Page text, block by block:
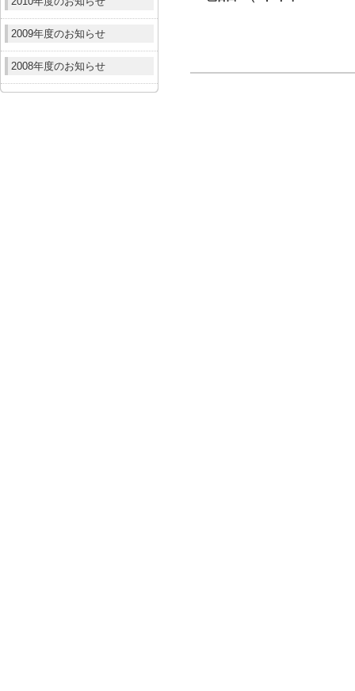
2009年度のお知らせ
2008年度のお知らせ